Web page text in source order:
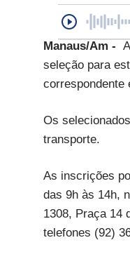
Manaus/Am -
seleção para
correspondente
Os
transporte.
As inscrições
das 9h às 14h,
1308, Praça 14
telefones (92)